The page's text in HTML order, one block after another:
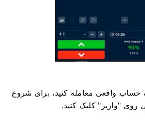
حساب واقعی معامله کنید، برای شروع
روی "واریز" کلیک کنید.